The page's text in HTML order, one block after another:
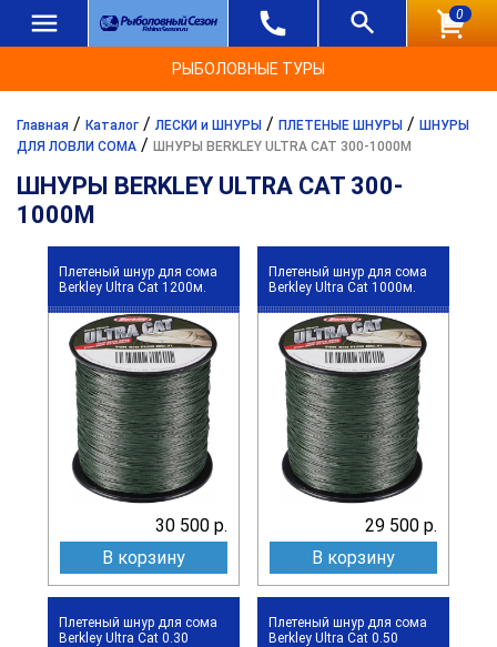
0
РЫБОЛОВНЫЕ ТУРЫ
Главная / Каталог / ЛЕСКИ и ШНУРЫ / ПЛЕТЕНЫЕ ШНУРЫ / ШНУРЫ
ДЛЯ ЛОВЛИ СОМА / ШНУРЫ BERKLEY ULTRA CAT 300-1000М
ШНУРЫ BERKLEY ULTRA CAT 300-
1000М
Плетеный шнур для сома
Berkley Ultra Cat 1200м.
30 500 р.
В корзину
Плетеный шнур для сома
Berkley Ultra Cat 1000м.
29 500 р.
В корзину
Плетеный шнур для сома
Berkley Ultra Cat 0.30
Плетеный шнур для сома
Berkley Ultra Cat 0.50